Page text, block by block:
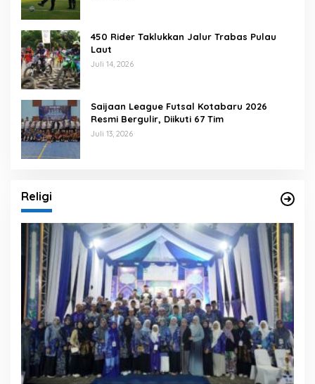
450 Rider Taklukkan Jalur Trabas Pulau
Laut
Juli 14, 2026
Saijaan League Futsal Kotabaru 2026
Resmi Bergulir, Diikuti 67 Tim
Juli 13, 2026
Religi